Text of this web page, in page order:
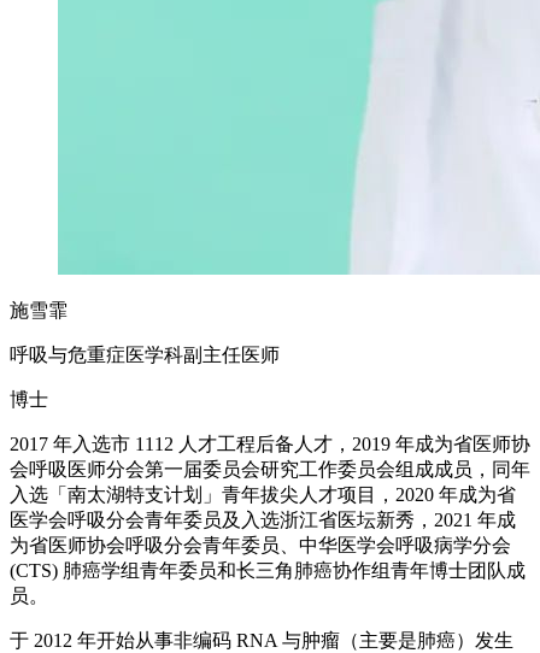
施雪霏
呼吸与危重症医学科副主任医师
博士
2017 年入选市 1112 人才工程后备人才，2019 年成为省医师协
会呼吸医师分会第一届委员会研究工作委员会组成成员，同年
入选「南太湖特支计划」青年拔尖人才项目，2020 年成为省
医学会呼吸分会青年委员及入选浙江省医坛新秀，2021 年成
为省医师协会呼吸分会青年委员、中华医学会呼吸病学分会
(CTS) 肺癌学组青年委员和长三角肺癌协作组青年博士团队成
员。
于 2012 年开始从事非编码 RNA 与肿瘤（主要是肺癌）发生